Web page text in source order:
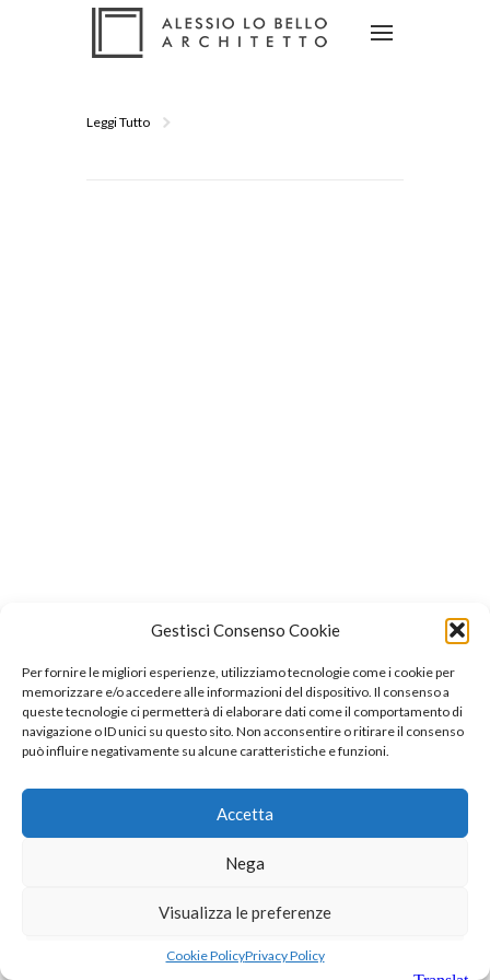
Gestisci Consenso Cookie
Per fornire le migliori esperienze, utilizziamo tecnologie come i cookie per
memorizzare e/o accedere alle informazioni del dispositivo. Il consenso a
queste tecnologie ci permetterà di elaborare dati come il comportamento di
navigazione o ID unici su questo sito. Non acconsentire o ritirare il consenso
può influire negativamente su alcune caratteristiche e funzioni.
Accetta
Nega
Visualizza le preferenze
Cookie PolicyPrivacy Policy
Leggi Tutto